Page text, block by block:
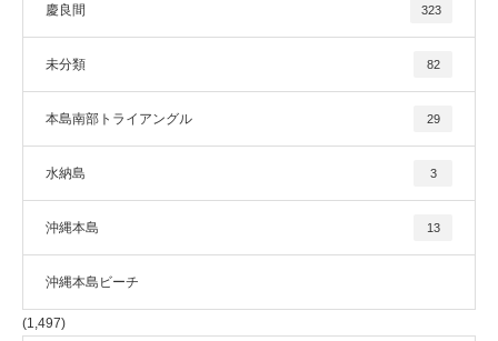
慶良間 323
未分類 82
本島南部トライアングル 29
水納島 3
沖縄本島 13
沖縄本島ビーチ
(1,497)